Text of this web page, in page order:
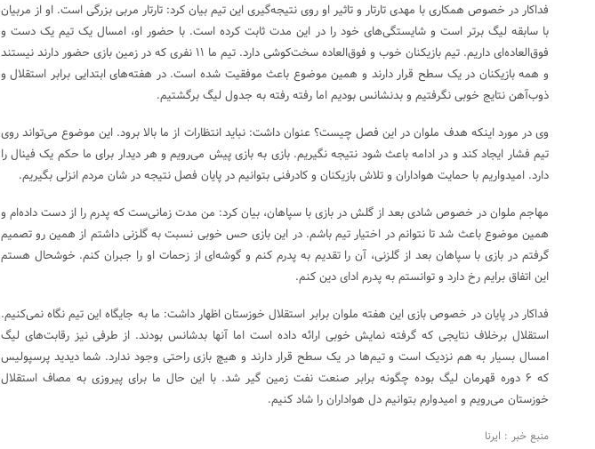
فداکار در خصوص همکاری با مهدی تارتار و تاثیر او روی نتیجه‌گیری این تیم بیان کرد: تارتار مربی بزرگی است. او از مربیان
با سابقه لیگ برتر است و شایستگی‌های خود را در این مدت ثابت کرده است. با حضور او، امسال یک تیم یک دست و
فوق‌العاده‌ای داریم. تیم بازیکنان خوب و فوق‌العاده سخت‌کوشی دارد. تیم ما ۱۱ نفری که در زمین بازی حضور دارند نیستند
و همه بازیکنان در یک سطح قرار دارند و همین موضوع باعث موفقیت شده است. در هفته‌های ابتدایی برابر استقلال و
ذوب‌آهن نتایج خوبی نگرفتیم و بدنشانس بودیم اما رفته رفته به جدول لیگ برگشتیم.
وی در مورد اینکه هدف ملوان در این فصل چیست؟ عنوان داشت: نباید انتظارات از ما بالا برود. این موضوع می‌تواند روی
تیم فشار ایجاد کند و در ادامه باعث شود نتیجه نگیریم. بازی به بازی پیش می‌رویم و هر دیدار برای ما حکم یک فینال را
دارد. امیدواریم با حمایت هواداران و تلاش بازیکنان و کادرفنی بتوانیم در پایان فصل نتیجه در شان مردم انزلی بگیریم.
مهاجم ملوان در خصوص شادی بعد از گلش در بازی با سپاهان، بیان کرد: من مدت زمانی‌ست که پدرم را از دست داده‌ام و
همین موضوع باعث شد تا نتوانم در اختیار تیم باشم. در این بازی حس خوبی نسبت به گلزنی داشتم از همین رو تصمیم
گرفتم در بازی با سپاهان بعد از گلزنی، آن را تقدیم به پدرم کنم و گوشه‌ای از زحمات او را جبران کنم. خوشحال هستم
این اتفاق برایم رخ دارد و توانستم به پدرم ادای دین کنم.
فداکار در پایان در خصوص بازی این هفته ملوان برابر استقلال خوزستان اظهار داشت: ما به جایگاه این تیم نگاه نمی‌کنیم.
استقلال برخلاف نتایجی که گرفته نمایش خوبی ارائه داده است اما آنها بدشانس بودند. از طرفی نیز رقابت‌های لیگ
امسال بسیار به هم نزدیک است و تیم‌ها در یک سطح قرار دارند و هیچ بازی راحتی وجود ندارد. شما دیدید پرسپولیس
که ۶ دوره قهرمان لیگ بوده چگونه برابر صنعت نفت زمین گیر شد. با این حال ما برای پیروزی به مصاف استقلال
خوزستان می‌رویم و امیدوارم بتوانیم دل هواداران را شاد کنیم.
منبع خبر : ایرنا